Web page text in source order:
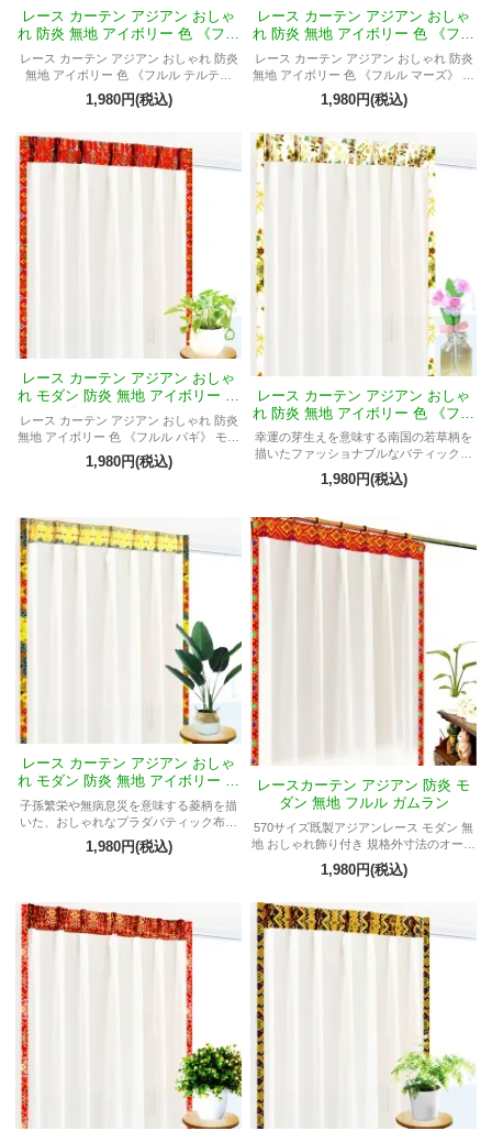
レース カーテン アジアン おしゃ
れ 防炎 無地 アイボリー 色 《フル
ル テルティナ》
レース カーテン アジアン おしゃれ 防炎
無地 アイボリー 色 《フルル テルティ
ナ》 モダン 喫茶店 レストラン 飲食店 ダ
イニング カフェ バリ 店舗 店 ホテル
1,980円(税込)
レース カーテン アジアン おしゃ
れ 防炎 無地 アイボリー 色 《フル
ル マーズ》
レース カーテン アジアン おしゃれ 防炎
無地 アイボリー 色 《フルル マーズ》 モ
ダン 喫茶店 レストラン 飲食店 ダイニン
グ カフェ バリ 店舗 店 ホテル
1,980円(税込)
レース カーテン アジアン おしゃ
れ モダン 防炎 無地 アイボリー 色
《フルル ウィディ》
レース カーテン アジアン おしゃれ 防炎
無地 アイボリー 色 《フルル パギ》 モダ
ン 喫茶店 レストラン 飲食店 ダイニング
カフェ バリ 店舗 店 ホテル
1,980円(税込)
レース カーテン アジアン おしゃ
れ 防炎 無地 アイボリー 色 《フル
ルTパダン》
幸運の芽生えを意味する南国の若草柄を
描いたファッショナブルなバティック布
飾りと透き通るような透明感が素敵な無
地レースとのコラボレーションがお部屋
ゾート風インテリアにコーディネイトす
る防炎 遮熱 UVカット機能付き、おしゃ
れなミラーレースカーテン《フルルTパダ
ン》・ホテル 飲食店 喫茶店 レストラン
1,980円(税込)
レース カーテン アジアン おしゃ
れ モダン 防炎 無地 アイボリー 色
《フルル エコ》
子孫繁栄や無病息災を意味する菱柄を描
いた、おしゃれなプラダバティック布飾
りと透明感の有るモダンな無地レースと
のコラボレーションがお部屋をスタイリ
防炎レースカーテン アジアン《フルル エ
コ》
1,980円(税込)
レースカーテン アジアン 防炎 モ
ダン 無地 フルル ガムラン
570サイズ既製アジアンレース モダン 無
地 おしゃれ飾り付き 規格外寸法のオーダ
―OK 防炎
1,980円(税込)